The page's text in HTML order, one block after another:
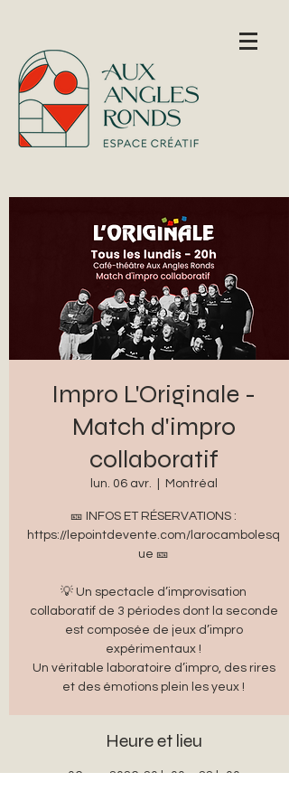
Impro L'Originale -
Match d'impro
collaboratif
lun. 06 avr. Montréal
🎫 INFOS ET RÉSERVATIONS :
https://lepointdevente.com/larocambolesq
ue 🎫
💡 Un spectacle d’improvisation
collaboratif de 3 périodes dont la seconde
est composée de jeux d’impro
expérimentaux !
Un véritable laboratoire d’impro, des rires
et des émotions plein les yeux !
Heure et lieu
06 avr. 2026, 20 h 00 – 22 h 00